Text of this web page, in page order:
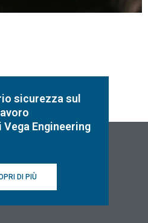
sicurezza sul
lavoro
Vega Engineering
DI PIÙ